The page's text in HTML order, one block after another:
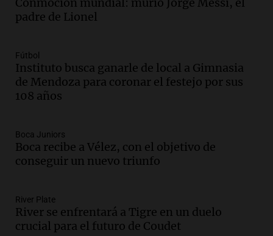
Audio.Mateo, a los 25 años, lucha
para poder seguir viviend
Una mañana para todos
Episodios
Audio.
Una mañana para todos
Episodios
Audio. Altas Cumbres: rescataron a una
un precipicio
Una mañana para todos
Episodios
padre de Lionel
Fútbol
Instituto busca ganarle de local a Gimnasia
de Mendoza para coronar el festejo por sus
108 años
Boca Juniors
Boca recibe a Vélez, con el objetivo de
conseguir un nuevo triunfo
River Plate
River se enfrentará a Tigre en un duelo
crucial para el futuro de Coudet